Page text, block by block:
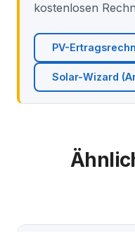
kostenlosen
PV-
Solar-Wizard